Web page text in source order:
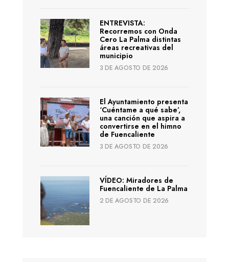
ENTREVISTA:
Recorremos con Onda
Cero La Palma distintas
áreas recreativas del
municipio
3 DE AGOSTO DE 2026
El Ayuntamiento presenta
‘Cuéntame a qué sabe’,
una canción que aspira a
convertirse en el himno
de Fuencaliente
3 DE AGOSTO DE 2026
VÍDEO: Miradores de
Fuencaliente de La Palma
2 DE AGOSTO DE 2026